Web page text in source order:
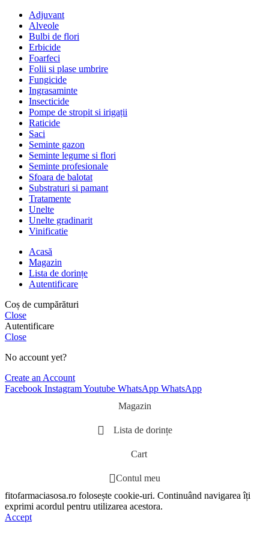
Adjuvant
Alveole
Bulbi de flori
Erbicide
Foarfeci
Folii si plase umbrire
Fungicide
Ingrasaminte
Insecticide
Pompe de stropit si irigații
Raticide
Saci
Seminte gazon
Seminte legume si flori
Seminte profesionale
Sfoara de balotat
Substraturi si pamant
Tratamente
Unelte
Unelte gradinarit
Vinificatie
Acasă
Magazin
Lista de dorințe
Autentificare
Coș de cumpărături
Close
Autentificare
Close
No account yet?
Create an Account
Facebook InstagramYoutube WhatsApp WhatsApp
Magazin
Lista de dorințe
Cart
Contul meu
fitofarmaciasosa.ro folosește cookie-uri. Continuând navigarea îți
exprimi acordul pentru utilizarea acestora.
Accept